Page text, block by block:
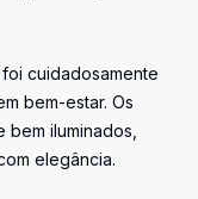
cuidadosamente
bem-estar. Os
iluminados,
elegância.